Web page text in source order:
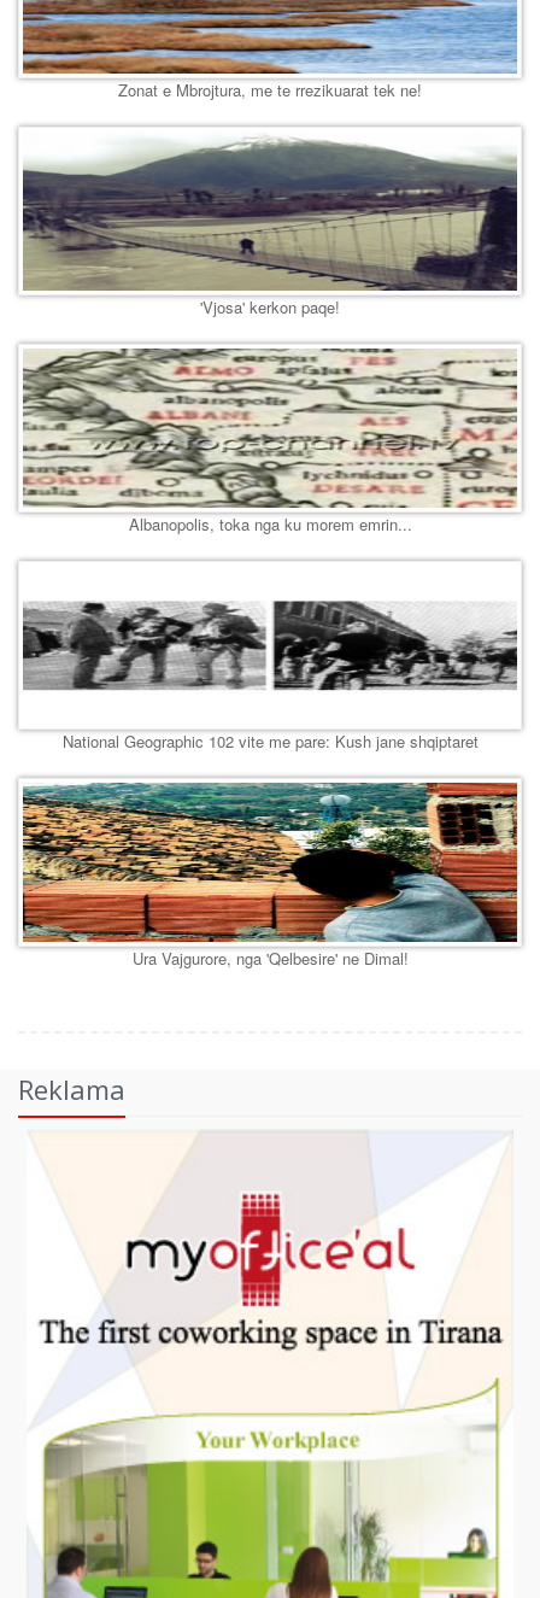
Zonat e Mbrojtura, me te rrezikuarat tek ne!
'Vjosa' kerkon paqe!
Albanopolis, toka nga ku morem emrin...
National Geographic 102 vite me pare: Kush jane shqiptaret
Ura Vajgurore, nga 'Qelbesire' ne Dimal!
Reklama